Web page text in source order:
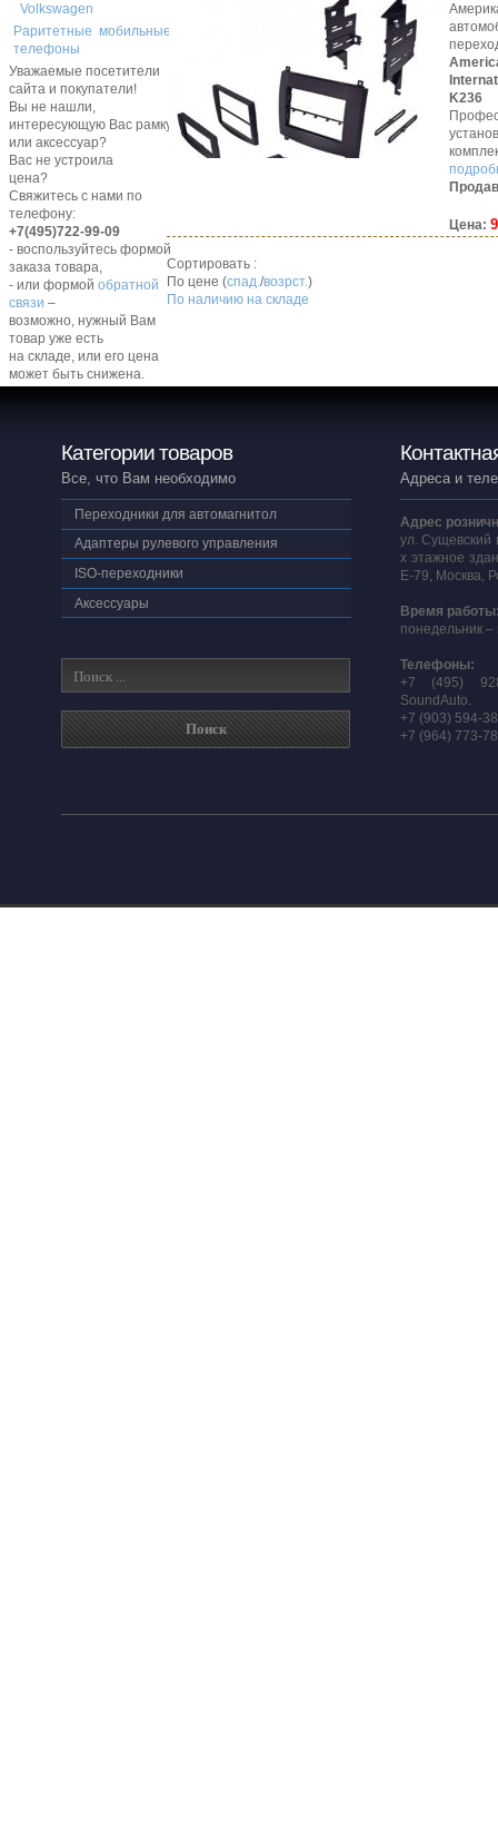
Volkswagen
Раритетные мобильные
телефоны
Уважаемые посетители
сайта и покупатели!
Вы не нашли,
интересующую Вас рамку,
или аксессуар?
Вас не устроила
цена?
Свяжитесь с нами по
телефону:
+7(495)722-99-09
- воспользуйтесь формой
заказа товара,
- или формой обратной
связи –
возможно, нужный Вам
товар уже есть
на складе, или его цена
может быть снижена.
K236
Цена:
Сортировать :
По цене (спад./возрст.)
По наличию на складе
Категории товаров
Все, что Вам необходимо
Переходники для автомагнитол
Адаптеры рулевого управления
ISO-переходники
Аксессуары
Адреса и
Адрес
ул. Сущевский
х этажное
E-79, Москва,
Время
понедельник –
Телефоны:
+7 (495)
SoundAuto.
+7 (903) 594-
+7 (964) 773-